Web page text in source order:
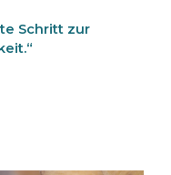
Schritt zur